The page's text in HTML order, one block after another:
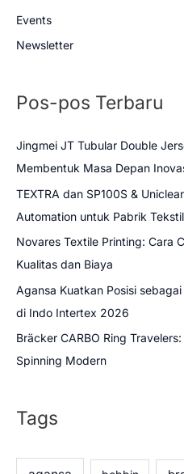
Events
Newsletter
Pos-pos Terbaru
Jingmei JT Tubular Double
Membentuk Masa Depan
TEXTRA dan SP100S &
Automation untuk Pabrik
Novares Textile Printing: Cara
Kualitas dan Biaya
Agansa Kuatkan Posisi
di Indo Intertex 2026
Bräcker CARBO Ring
Spinning Modern
Tags